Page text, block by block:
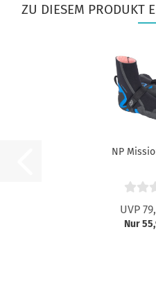
ZU DIESEM PRODUKT
NP
UVP
Nur